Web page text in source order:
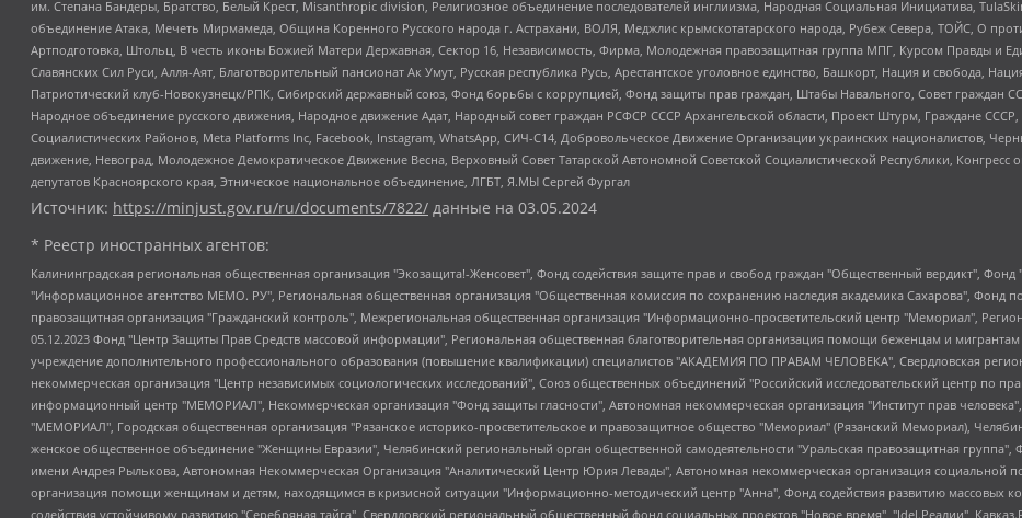
им. Степана Бандеры, Братство, Белый Крест, Misanthropic division, Религиозное объединение последователей инглиизма, Народная Социальная Инициатива,
объединение Атака, Мечеть Мирмамеда, Община Коренного Русского народа г. Астрахани, ВОЛЯ, Меджлис крымскотатарского народа, Рубеж Севера, ТОЙС, О
Артподготовка, Штольц, В честь иконы Божией Матери Державная, Сектор 16, Независимость, Фирма, Молодежная правозащитная группа МПГ, Курсом Правды и
Славянских Сил Руси, Алля-Аят, Благотворительный пансионат Ак Умут, Русская республика Русь, Арестантское уголовное единство, Башкорт, Нация и свобода,
Патриотический клуб-Новокузнецк/РПК, Сибирский державный союз, Фонд борьбы с коррупцией, Фонд защиты прав граждан, Штабы Навального, Совет граждан
Народное объединение русского движения, Народное движение Адат, Народный совет граждан РСФСР СССР Архангельской области, Проект Штурм, Граждане
Социалистических Районов, Meta Platforms Inc, Facebook, Instagram, WhatsApp, СИЧ-С14, Добровольческое Движение Организации украинских националистов,
движение, Невоград, Молодежное Демократическое Движение Весна, Верховный Совет Татарской Автономной Советской Социалистической Республики,
депутатов Красноярского края, Этническое национальное объединение, ЛГБТ, Я.МЫ Сергей Фургал
Источник: https://minjust.gov.ru/ru/documents/7822/ данные на 03.05.2024
* Реестр иностранных агентов:
Калининградская региональная общественная организация "Экозащита!-Женсовет", Фонд содействия защите прав и свобод граждан "Общественный вердикт", Фонд "Институт Развития Свободы Информации", Частное учреждение "Информационное агентство МЕМО. РУ", Региональная общественная организация "Общественная комиссия по сохранению наследия академика Сахарова", Фонд поддержки свободы прессы, Санкт-Петербургская общественная правозащитная организация "Гражданский контроль", Межрегиональная общественная организация "Информационно-просветительский центр "Мемориал", Региональный Фонд "Центр Защиты Прав Средств Массовой Информации", с 05.12.2023 Фонд "Центр Защиты Прав Средств массовой информации", Региональная общественная благотворительная организация помощи беженцам и мигрантам "Гражданское содействие", Негосударственное образовательное учреждение дополнительного профессионального образования (повышение квалификации) специалистов "АКАДЕМИЯ ПО ПРАВАМ ЧЕЛОВЕКА", Свердловская региональная общественная организация "Сутяжник", Автономная некоммерческая организация "Центр независимых социологических исследований", Союз общественных объединений "Российский исследовательский центр по правам человека", Региональное общественное учреждение научно-информационный центр "МЕМОРИАЛ", Некоммерческая организация "Фонд защиты гласности", Автономная некоммерческая организация "Институт прав человека", Городская общественная организация "Екатеринбургское общество "МЕМОРИАЛ", Городская общественная организация "Рязанское историко-просветительское и правозащитное общество "Мемориал" (Рязанский Мемориал), Челябинский региональный орган общественной самодеятельности – женское общественное объединение "Женщины Евразии", Челябинский региональный орган общественной самодеятельности "Уральская правозащитная группа", Фонд содействия защите здоровья и социальной справедливости имени Андрея Рылькова, Автономная Некоммерческая Организация "Аналитический Центр Юрия Левады", Автономная некоммерческая организация социальной поддержки населения "Проект Апрель", Региональная общественная организация помощи женщинам и детям, находящимся в кризисной ситуации "Информационно-методический центр "Анна", Фонд содействия развитию массовых коммуникаций и правовому просвещению "Так-так-Так", Фонд содействия устойчивому развитию "Серебряная тайга", Свердловский региональный общественный фонд социальных проектов "Новое время", "Idel.Реалии", Кавказ.Реалии, Крым.Реалии, Телеканал Настоящее Время, Татаро-башкирская служба Радио Свобода (Azatliq Radiosi), Радио Свободная Европа/Радио Свобода (PCE/PC), "Сибирь.Реалии", "Фактограф", Благотворительный фонд помощи осужденным и их семьям, Автономная некоммерческая организация "Институт глобализации и социальных движений", Фонд "В защиту прав заключенных", Частное учреждение "Центр поддержки и содействия развитию средств массовой информации", Пензенский региональный общественный благотворительный фонд "Гражданский союз", "Север.Реалии", Некоммерческая организация Фонд "Правовая инициатива", Общество с ограниченной ответственностью "Радио Свободная Европа/Радио Свобода", Чешское информационное агентство "MEDIUM-ORIENT", Красноярская региональная общественная организация "Мы против СПИДа", Камалягин Денис Николаевич, Маркелов Сергей Евгеньевич, Пономарев Лев Александрович, Савицкая Людмила Алексеевна, Автономная некоммерческая организация "Центр по работе с проблемой насилия "НАСИЛИЮ.НЕТ", Межрегиональный профессиональный союз работников здравоохранения "Альянс врачей", Юридическое лицо, зарегистрированное в Латвийской Республике, SIA "Medusa Project" (регистрационный номер 40103797863, дата регистрации 10.06.2014), Некоммерческая организация "Фонд по борьбе с коррупцией", Автономная некоммерческая организация "Институт права и публичной политики", Баданин Роман Сергеевич, Гликин Максим Александрович, Железнова Мария Михайловна, Лукьянова Юлия Сергеевна, Маетная Елизавета Витальевна, Маняхин Петр Борисович, Чуракова Ольга Владимировна, Ярош Юлия Петровна, Юридическое лицо "The Insider SIA", зарегистрированное в Риге, Латвийская Республика (дата регистрации 26.06.2015), являющееся администратором доменного имени интернет-издания "The Insider SIA", https://theins.ru, Постернак Алексей Евгеньевич, Рубин Михаил Аркадьевич, Анин Роман Александрович, Юридическое лицо Istories fonds, зарегистрированное в Латвийской Республике (регистрационный номер 50008295751, дата регистрации 24.02.2020), Великовский Дмитрий Александрович, Долинина Ирина Николаевна, Мароховская Алеся Алексеевна, Шлейнов Роман Юрьевич, Шмагун Олеся Валентиновна, Общество с ограниченной ответственностью "Альтаир 2021", Общество с ограниченной ответственностью "Вега 2021", Общество с ограниченной ответственностью "Главный редактор 2021", Общество с ограниченной ответственностью "Ромашки монолит", Важенков Артем Валерьевич, Ивановская областная общественная организация "Центр гендерных исследований", Гурман Юрий Альбертович, Медиапроект "ОВД-Инфо", Егоров Владимир Владимирович, Жилинский Владимир Александрович, Общество с ограниченной ответственностью "ЗП", Иванова София Юрьевна, Карезина Инна Павловна, Кильтау Екатерина Викторовна, Петров Алексей Викторович, Пискунов Сергей Евгеньевич, Смирнов Сергей Сергеевич, Тихонов Михаил Сергеевич, Общество с ограниченной ответственностью "ЖУРНАЛИСТ-ИНОСТРАННЫЙ АГЕНТ", Арапова Галина Юрьевна, Вольтская Татьяна Анатольевна, Американская компания "Mason G.E.S. Anonymous Foundation" (США), являющаяся владельцем интернет-издания https://mnews.world/, Компания "Stichting Bellingcat", зарегистрированная в Нидерландах (дата регистрации 11.07.2018), Захаров Андрей Вячеславович, Клепиковская Екатерина Дмитриевна, Общество с ограниченной ответственностью "МЕМО", Перл Роман Александрович, Симонов Евгений Алексеевич, Соловьева Елена Анатольевна, Сотников Даниил Владимирович, Сурначева Елизавета Дмитриевна, Автономная некоммерческая организация по защите прав человека и информированию населения "Якутия – Наше Мнение", Общество с ограниченной ответственностью "Москоу диджитал медиа", с 26.01.2023 Общество с ограниченной ответственностью "Чайка Белые сады", Ветошкина Валерия Валерьевна, Заговора Максим Александрович, Межрегиональное общественное движение "Российская ЛГБТ - сеть", Оленичев Максим Владимирович, Павлов Иван Юрьевич, Скворцова Елена Сергеевна, Общество с ограниченной ответственностью "Как бы инагент", Кочетков Игорь Викторович, Общество с ограниченной ответственностью "Честные выборы", Еланчик Олег Александрович, Общество с ограниченной ответственностью "Нобелевский призыв", Гималова Регина Эмилевна, Григорьев Андрей Валерьевич, Григорьева Алина Александровна, Ассоциация по содействию защите прав призывников, альтернативнослужащих и военнослужащих "Правозащитная группа "Гражданин.Армия.Право", Хисамова Регина Фаритовна, Автономная некоммерческая организация по реализации социально-правовых программ "Лилит", Дальневосточное общественное движение "Маяк", Санкт-Петербургская ЛГБТ-инициативная группа "Выход", Инициативная группа ЛГБТ+ "Реверс", Алексеев Андрей Викторович, Бекбулатова Таисия Львовна, Беляев Иван Михайлович,